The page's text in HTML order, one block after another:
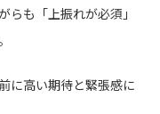
らも「上振れが必須」
に高い期待と緊張感に